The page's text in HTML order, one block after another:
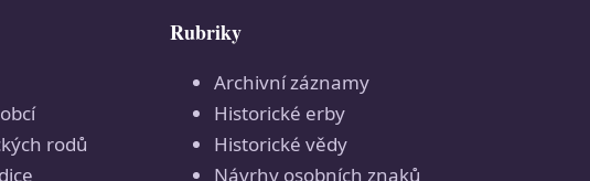
rodů
Rubriky
Archivní záznamy
Historické erby
Historické vědy
Návrhy osobních znaků